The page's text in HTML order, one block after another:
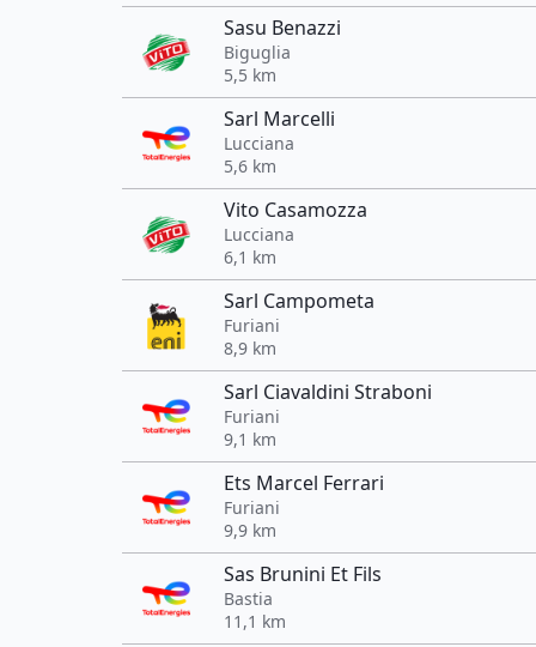
Sasu Benazzi
Biguglia
5,5 km
Sarl Marcelli
Lucciana
5,6 km
Vito Casamozza
Lucciana
6,1 km
Sarl Campometa
Furiani
8,9 km
Sarl Ciavaldini Straboni
Furiani
9,1 km
Ets Marcel Ferrari
Furiani
9,9 km
Sas Brunini Et Fils
Bastia
11,1 km